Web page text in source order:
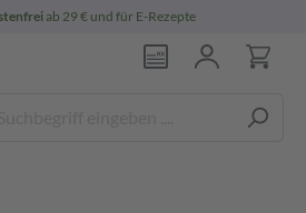
ab 29 € und für E-Rezepte